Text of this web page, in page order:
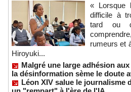
« Lorsque
difficile à
tard ou
rumeurs et
Hiroyuki...
Malgré une large adhésion
la désinformation sème le doute
Léon XIV salue le journalisme